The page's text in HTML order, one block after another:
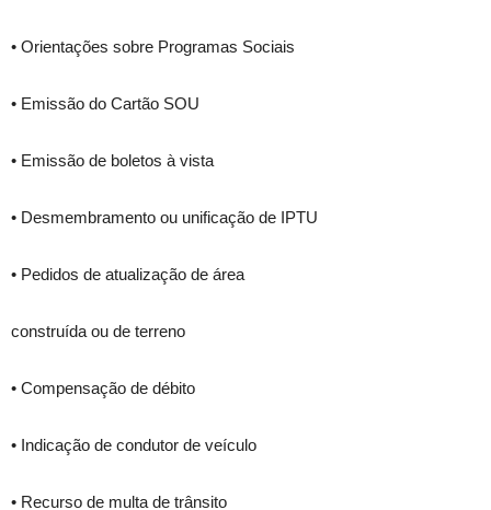
• Orientações sobre Programas Sociais
• Emissão do Cartão SOU
• Emissão de boletos à vista
• Desmembramento ou unificação de IPTU
• Pedidos de atualização de área
construída ou de terreno
• Compensação de débito
• Indicação de condutor de veículo
• Recurso de multa de trânsito